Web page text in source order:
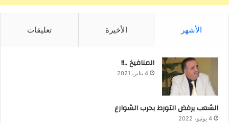
الأشهر الأخيرة تعليقات
المنافيخ ..!!
4 يناير، 2021
الشعب يرفض التورط بحرب الشوارع
4 يونيو، 2022